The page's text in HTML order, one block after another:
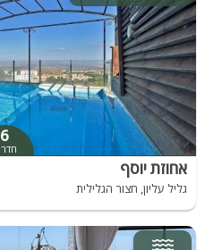
6
אחוזת יוסף
גליל עליון, חצור הגלילית